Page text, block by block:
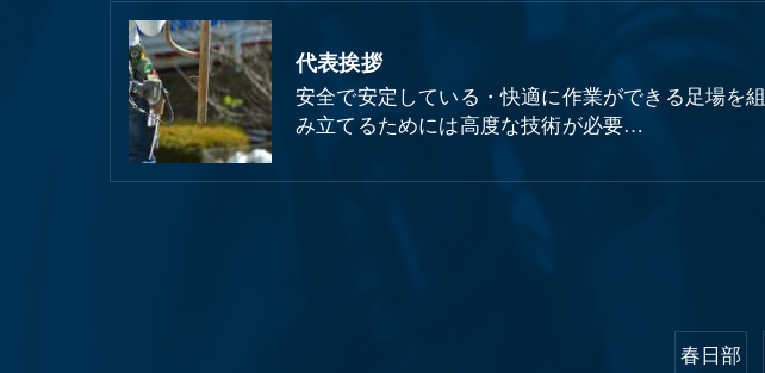
代表挨拶
安全で安定している・快適に作業ができる足場を組
み立てるためには高度な技術が必要…
春日部